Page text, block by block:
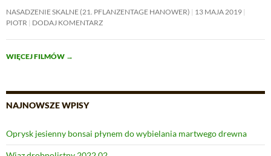
NASADZENIE SKALNE (21. PFLANZENTAGE HANOWER)
13 MAJA 2019
PIOTR
DODAJ KOMENTARZ
WIĘCEJ FILMÓW →
NAJNOWSZE WPISY
Oprysk jesienny bonsai płynem do wybielania martwego drewna